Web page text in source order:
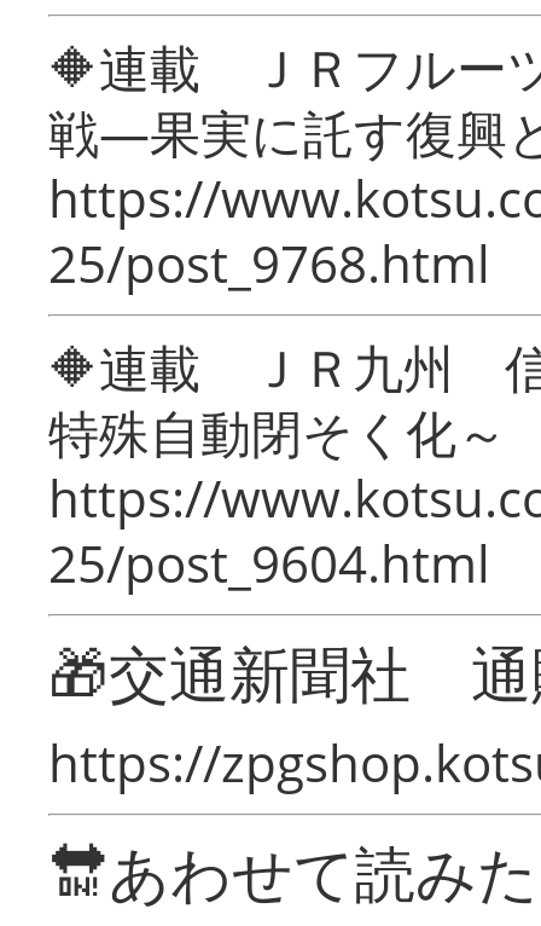
🔶連載 ＪＲフルー
戦―果実に託す復興
https://
25/post_9768.html
🔶連載 ＪＲ九州 信
特殊自動閉そく化～
https://
25/post_9604.html
🎁交通新聞社
https://
🔛あわせて読み